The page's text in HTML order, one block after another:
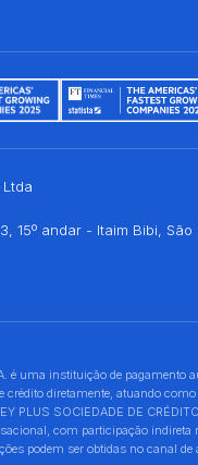
15º andar - Itaim Bibi,
é uma instituição de
diretamente, atuando
PLUS SOCIEDADE DE
com participação
podem ser obtidas no canal de